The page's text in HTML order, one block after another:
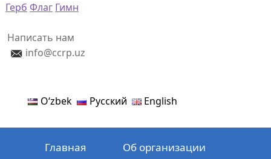
Герб Флаг Гимн
Написать нам
info@ccrp.uz
Oʻzbek Русский English
Главная Об организации